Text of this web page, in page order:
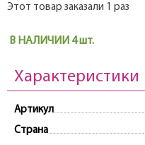
Этот товар заказали 1 раз
В НАЛИЧИИ 4 шт.
Характеристики
Артикул
Страна